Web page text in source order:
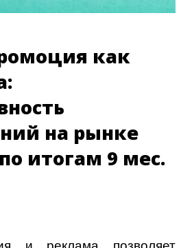
как
на рынке
итогам 9 мес.